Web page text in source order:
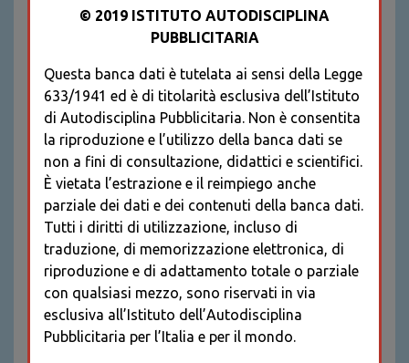
Recupera password
REGISTRATI
* I CAMPI CONTRASSEGNATI SONO
OBBLIGATORI
© 2019 ISTITUTO AUTODISCIPLINA
PUBBLICITARIA
Questa banca dati è tutelata ai sensi della Legge
633/1941 ed è di titolarità esclusiva dell’Istituto
di Autodisciplina Pubblicitaria. Non è consentita
la riproduzione e l’utilizzo della banca dati se
non a fini di consultazione, didattici e scientifici.
È vietata l’estrazione e il reimpiego anche
parziale dei dati e dei contenuti della banca dati.
Tutti i diritti di utilizzazione, incluso di
traduzione, di memorizzazione elettronica, di
riproduzione e di adattamento totale o parziale
con qualsiasi mezzo, sono riservati in via
esclusiva all’Istituto dell’Autodisciplina
Pubblicitaria per l’Italia e per il mondo.